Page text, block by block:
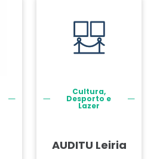
Cultura,
Desporto e
Lazer
AUDITU Leiria